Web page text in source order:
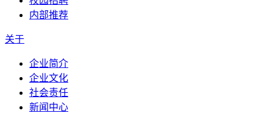
内部推荐
关于
企业简介
企业文化
社会责任
新闻中心